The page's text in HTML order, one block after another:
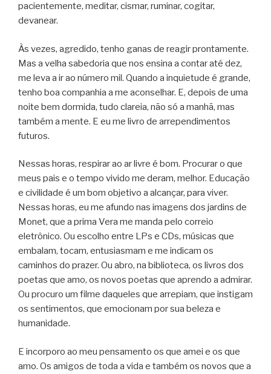
pacientemente, meditar, cismar, ruminar, cogitar,
devanear.
Às vezes, agredido, tenho ganas de reagir prontamente.
Mas a velha sabedoria que nos ensina a contar até dez,
me leva a ir ao número mil. Quando a inquietude é grande,
tenho boa companhia a me aconselhar. E, depois de uma
noite bem dormida, tudo clareia, não só a manhã, mas
também a mente. E eu me livro de arrependimentos
futuros.
Nessas horas, respirar ao ar livre é bom. Procurar o que
meus pais e o tempo vivido me deram, melhor. Educação
e civilidade é um bom objetivo a alcançar, para viver.
Nessas horas, eu me afundo nas imagens dos jardins de
Monet, que a prima Vera me manda pelo correio
eletrônico. Ou escolho entre LPs e CDs, músicas que
embalam, tocam, entusiasmam e me indicam os
caminhos do prazer. Ou abro, na biblioteca, os livros dos
poetas que amo, os novos poetas que aprendo a admirar.
Ou procuro um filme daqueles que arrepiam, que instigam
os sentimentos, que emocionam por sua beleza e
humanidade.
E incorporo ao meu pensamento os que amei e os que
amo. Os amigos de toda a vida e também os novos que a